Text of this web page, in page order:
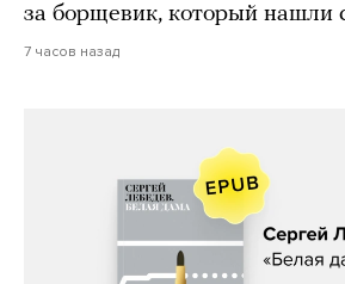
за борщевик, который
7 часов назад